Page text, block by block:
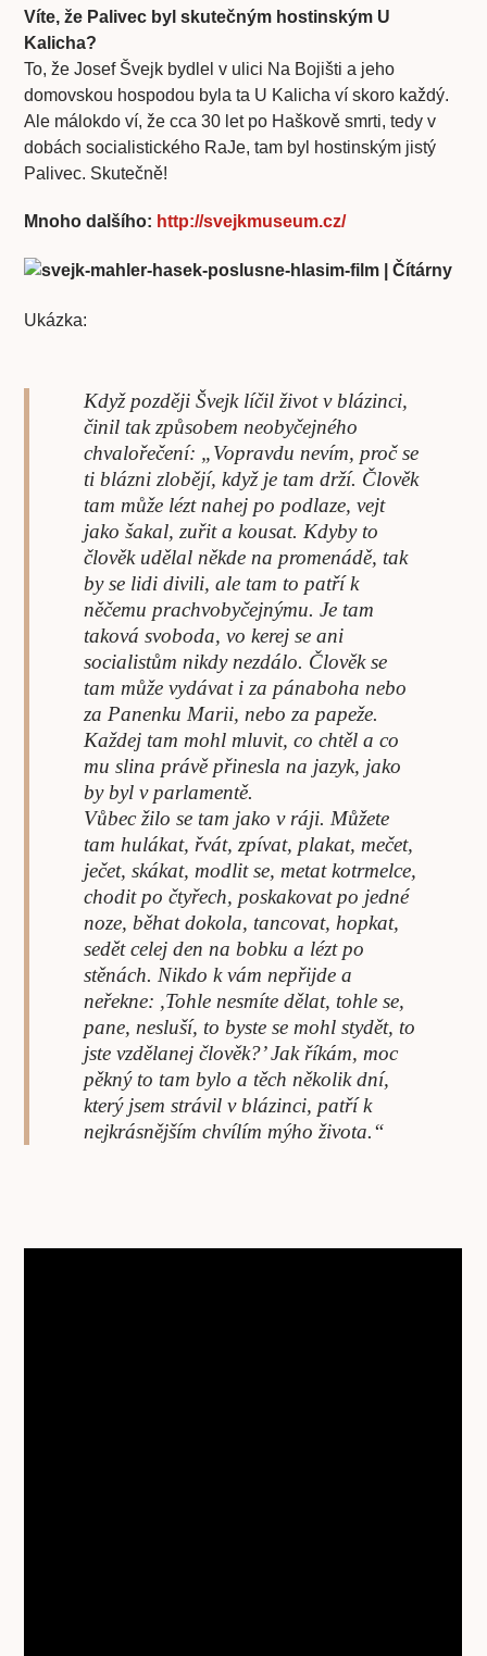
Víte, že Palivec byl skutečným hostinským U
Kalicha?
To, že Josef Švejk bydlel v ulici Na Bojišti a jeho
domovskou hospodou byla ta U Kalicha ví skoro každý.
Ale málokdo ví, že cca 30 let po Haškově smrti, tedy v
dobách socialistického RaJe, tam byl hostinským jistý
Palivec. Skutečně!
Mnoho dalšího: http://svejkmuseum.cz/
Ukázka:
Když později Švejk líčil život v blázinci,
činil tak způsobem neobyčejného
chvalořečení: „Vopravdu nevím, proč se
ti blázni zlobějí, když je tam drží. Člověk
tam může lézt nahej po podlaze, vejt
jako šakal, zuřit a kousat. Kdyby to
člověk udělal někde na promenádě, tak
by se lidi divili, ale tam to patří k
něčemu prachvobyčejnýmu. Je tam
taková svoboda, vo kerej se ani
socialistům nikdy nezdálo. Člověk se
tam může vydávat i za pánaboha nebo
za Panenku Marii, nebo za papeže.
Každej tam mohl mluvit, co chtěl a co
mu slina právě přinesla na jazyk, jako
by byl v parlamentě.
Vůbec žilo se tam jako v ráji. Můžete
tam hulákat, řvát, zpívat, plakat, mečet,
ječet, skákat, modlit se, metat kotrmelce,
chodit po čtyřech, poskakovat po jedné
noze, běhat dokola, tancovat, hopkat,
sedět celej den na bobku a lézt po
stěnách. Nikdo k vám nepřijde a
neřekne: ,Tohle nesmíte dělat, tohle se,
pane, nesluší, to byste se mohl stydět, to
jste vzdělanej člověk?’ Jak říkám, moc
pěkný to tam bylo a těch několik dní,
který jsem strávil v blázinci, patří k
nejkrásnějším chvílím mýho života.“